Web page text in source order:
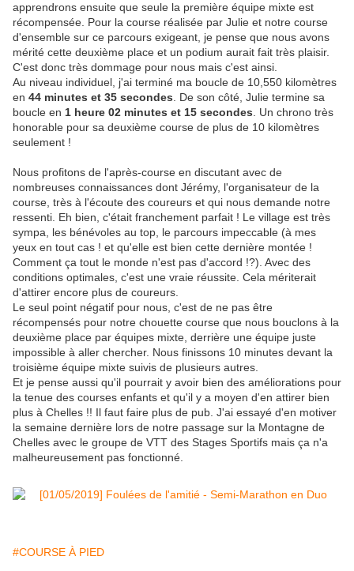
apprendrons ensuite que seule la première équipe mixte est
récompensée. Pour la course réalisée par Julie et notre course
d'ensemble sur ce parcours exigeant, je pense que nous avons
mérité cette deuxième place et un podium aurait fait très plaisir.
C'est donc très dommage pour nous mais c'est ainsi.
Au niveau individuel, j'ai terminé ma boucle de 10,550 kilomètres
en 44 minutes et 35 secondes . De son côté, Julie termine sa
boucle en 1 heure 02 minutes et 15 secondes . Un chrono très
honorable pour sa deuxième course de plus de 10 kilomètres
seulement !
Nous profitons de l'après-course en discutant avec de
nombreuses connaissances dont Jérémy, l'organisateur de la
course, très à l'écoute des coureurs et qui nous demande notre
ressenti. Eh bien, c'était franchement parfait ! Le village est très
sympa, les bénévoles au top, le parcours impeccable (à mes
yeux en tout cas ! et qu'elle est bien cette dernière montée !
Comment ça tout le monde n'est pas d'accord !?). Avec des
conditions optimales, c'est une vraie réussite. Cela mériterait
d'attirer encore plus de coureurs.
Le seul point négatif pour nous, c'est de ne pas être
récompensés pour notre chouette course que nous bouclons à la
deuxième place par équipes mixte, derrière une équipe juste
impossible à aller chercher. Nous finissons 10 minutes devant la
troisième équipe mixte suivis de plusieurs autres.
Et je pense aussi qu'il pourrait y avoir bien des améliorations pour
la tenue des courses enfants et qu'il y a moyen d'en attirer bien
plus à Chelles !! Il faut faire plus de pub. J'ai essayé d'en motiver
la semaine dernière lors de notre passage sur la Montagne de
Chelles avec le groupe de VTT des Stages Sportifs mais ça n'a
malheureusement pas fonctionné.
#COURSE À PIED